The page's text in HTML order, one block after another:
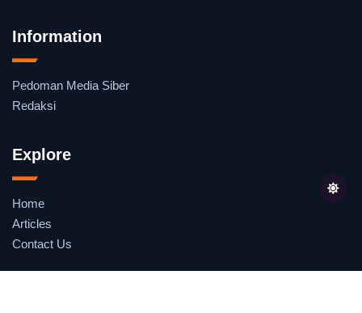
Information
Pedoman Media Siber
Redaksi
Explore
Home
Articles
Contact Us